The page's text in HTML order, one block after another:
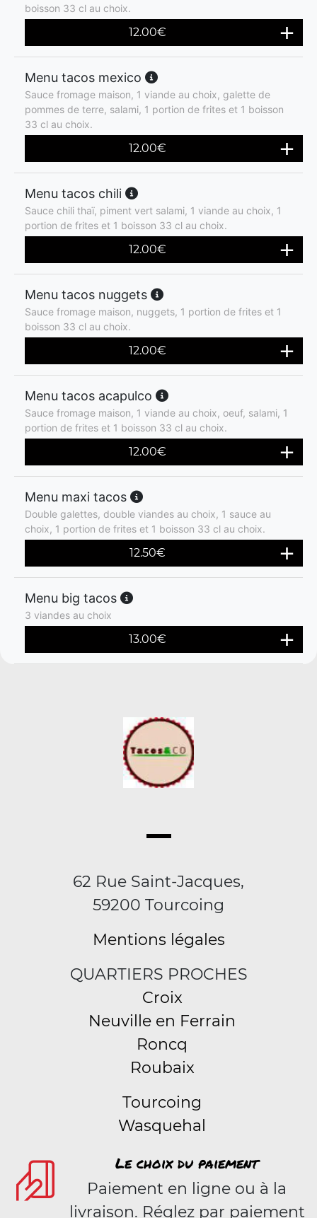
boisson 33 cl au choix.
12.00€
Menu tacos mexico
Sauce fromage maison, 1 viande au choix, galette de
pommes de terre, salami, 1 portion de frites et 1 boisson
33 cl au choix.
12.00€
Menu tacos chili
Sauce chili thaï, piment vert salami, 1 viande au choix, 1
portion de frites et 1 boisson 33 cl au choix.
12.00€
Menu tacos nuggets
Sauce fromage maison, nuggets, 1 portion de frites et 1
boisson 33 cl au choix.
12.00€
Menu tacos acapulco
Sauce fromage maison, 1 viande au choix, oeuf, salami, 1
portion de frites et 1 boisson 33 cl au choix.
12.00€
Menu maxi tacos
Double galettes, double viandes au choix, 1 sauce au
choix, 1 portion de frites et 1 boisson 33 cl au choix.
12.50€
Menu big tacos
3 viandes au choix
13.00€
62 Rue Saint-Jacques,
59200 Tourcoing
Mentions légales
QUARTIERS PROCHES
Croix
Neuville en Ferrain
Roncq
Roubaix
Tourcoing
Wasquehal
Le choix du paiement
Paiement en ligne ou à la
livraison. Réglez par paiement